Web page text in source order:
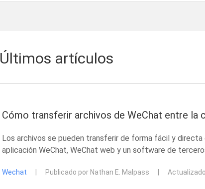
Últimos artículos
Cómo transferir archivos de WeChat entre la
Los archivos se pueden transferir de forma fácil y
aplicación WeChat, WeChat web y un software de
Wechat Publicado por Nathan E. Malpass